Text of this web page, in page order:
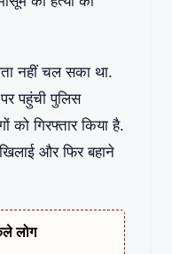
नहीं चल सका था.
पहुंची पुलिस
गिरफ्तार किया है.
और फिर बहाने
लोग